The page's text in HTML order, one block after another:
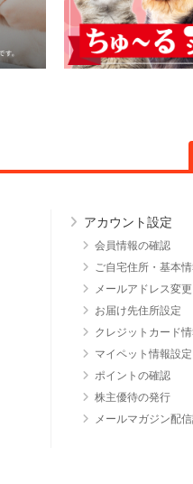
アカウント設定
会員情報の確認
ご自宅住所・基本
メールアドレス変更
お届け先住所設定
クレジットカード
マイペット情報設定
ポイントの確認
株主優待の発行
メールマガジン配